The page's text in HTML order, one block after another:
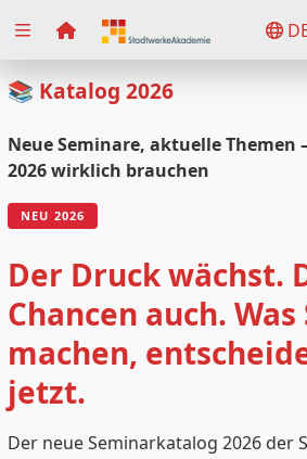
Zuklappen
Loading
Loading
Loading
Loading
📚 Katalog 2026
Neue Seminare, aktuelle Themen
2026 wirklich brauchen
NEU 2026
Der Druck wächst.
Chancen auch.
machen,
jetzt.
Der neue Seminarkatalog 2026 der